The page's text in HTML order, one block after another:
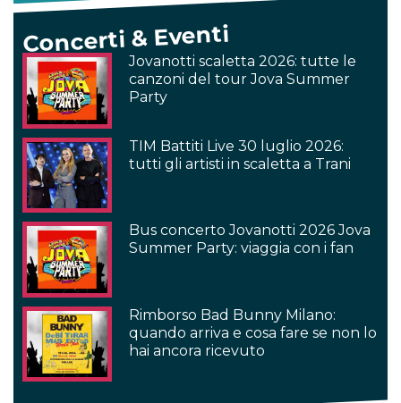
Concerti & Eventi
Jovanotti scaletta 2026: tutte le
canzoni del tour Jova Summer
Party
TIM Battiti Live 30 luglio 2026:
tutti gli artisti in scaletta a Trani
Bus concerto Jovanotti 2026 Jova
Summer Party: viaggia con i fan
Rimborso Bad Bunny Milano:
quando arriva e cosa fare se non lo
hai ancora ricevuto